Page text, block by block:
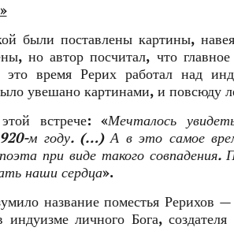
были поставлены картины,
но автор посчитал, что
время Рерих работал над
увешано картинами, и повсюду
встрече: «Мечталось
м году. (…) А в это самое
при виде такого совпадения.
наши сердца».
название поместья Рерихов
личного Бога,